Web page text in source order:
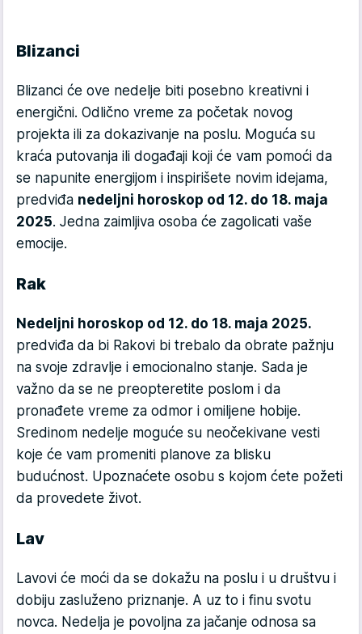
Blizanci
Blizanci će ove nedelje biti posebno kreativni i
energični. Odlično vreme za početak novog
projekta ili za dokazivanje na poslu. Moguća su
kraća putovanja ili događaji koji će vam pomoći da
se napunite energijom i inspirišete novim idejama,
predviđa nedeljni horoskop od 12. do 18. maja
2025. Jedna zaimljiva osoba će zagolicati vaše
emocije.
Rak
Nedeljni horoskop od 12. do 18. maja 2025.
predviđa da bi Rakovi bi trebalo da obrate pažnju
na svoje zdravlje i emocionalno stanje. Sada je
važno da se ne preopteretite poslom i da
pronađete vreme za odmor i omiljene hobije.
Sredinom nedelje moguće su neočekivane vesti
koje će vam promeniti planove za blisku
budućnost. Upoznaćete osobu s kojom ćete požeti
da provedete život.
Lav
Lavovi će moći da se dokažu na poslu i u društvu i
dobiju zasluženo priznanje. A uz to i finu svotu
novca. Nedelja je povoljna za jačanje odnosa sa